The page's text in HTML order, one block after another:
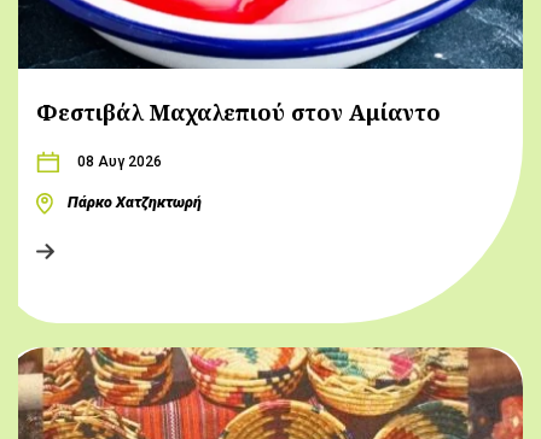
Φεστιβάλ Μαχαλεπιού στον Αμίαντο
08 Αυγ 2026
Πάρκο Χατζηκτωρή